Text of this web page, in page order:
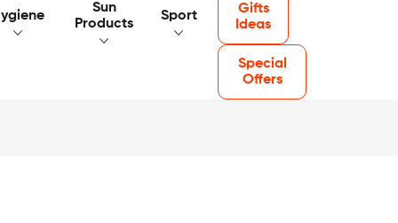
Sun
Products
Sport
Gifts
Ideas
Special
Offers